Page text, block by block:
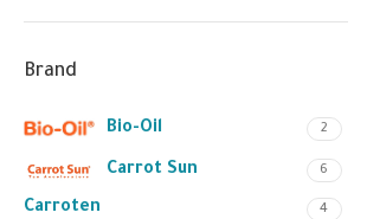
Brand
Bio-Oil 2
Carrot Sun 6
Carroten 4